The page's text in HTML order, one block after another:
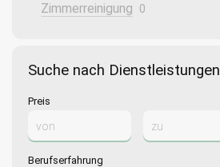
Zimmerreinigung 0
Suche nach Dienstleistungen
Preis
Berufserfahrung